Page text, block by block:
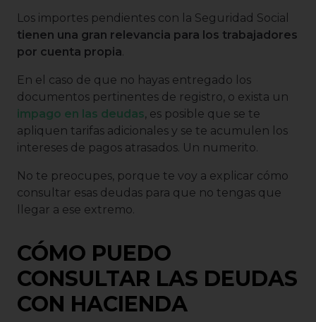
Los importes pendientes con la Seguridad Social
tienen una gran relevancia para los trabajadores
por cuenta propia.
En el caso de que no hayas entregado los
documentos pertinentes de registro, o exista un
impago en las deudas, es posible que se te
apliquen tarifas adicionales y se te acumulen los
intereses de pagos atrasados. Un numerito.
No te preocupes, porque te voy a explicar cómo
consultar esas deudas para que no tengas que
llegar a ese extremo.
CÓMO PUEDO
CONSULTAR LAS DEUDAS
CON HACIENDA